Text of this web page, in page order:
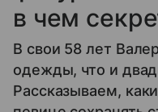
в чем
В свои 58 лет
одежды, что и
Рассказываем,